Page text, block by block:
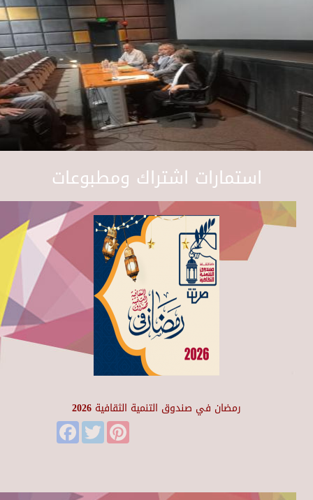
استمارات اشتراك ومطبوعات
رمضان في صندوق التنمية الثقافية 2026
FacebookTwitter